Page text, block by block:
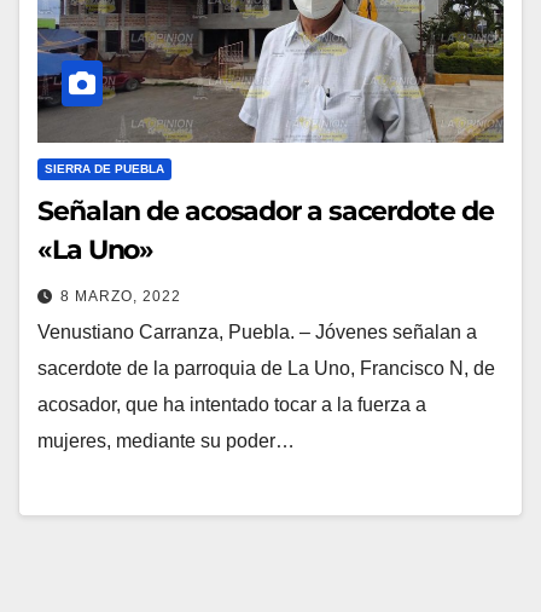
SIERRA DE PUEBLA
Señalan de acosador a sacerdote de
«La Uno»
8 MARZO, 2022
Venustiano Carranza, Puebla. – Jóvenes señalan a
sacerdote de la parroquia de La Uno, Francisco N, de
acosador, que ha intentado tocar a la fuerza a
mujeres, mediante su poder…